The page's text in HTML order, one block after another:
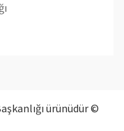
ürünüdür ©